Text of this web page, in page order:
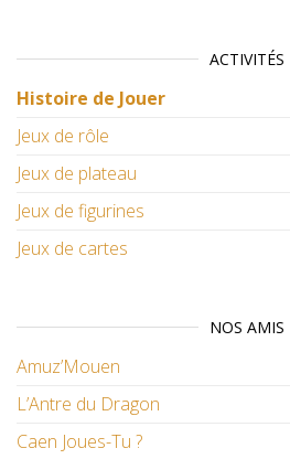
ACTIVITÉS
Histoire de Jouer
Jeux de rôle
Jeux de plateau
Jeux de figurines
Jeux de cartes
NOS AMIS
Amuz’Mouen
L’Antre du Dragon
Caen Joues-Tu ?